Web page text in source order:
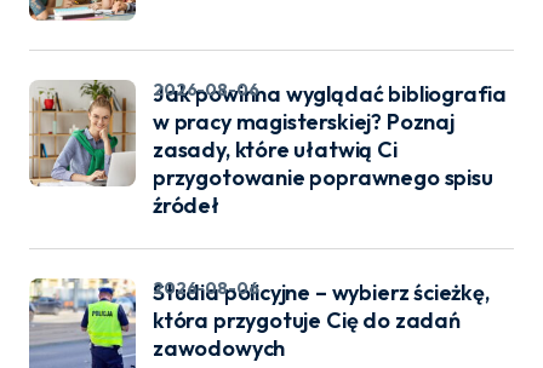
Jak powinna wyglądać bibliografia
w pracy magisterskiej? Poznaj
zasady, które ułatwią Ci
przygotowanie poprawnego spisu
źródeł
2026-08-06
Studia policyjne – wybierz ścieżkę,
która przygotuje Cię do zadań
zawodowych
2026-08-06